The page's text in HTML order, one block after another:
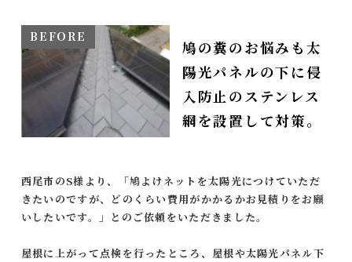
鳩の糞のお悩みも太
陽光パネルの下に侵
入防止のステンレス
網を設置して対策。
西尾市のS様より、「鳩よけネットを太陽光につけていただ
きたいのですが、どのくらい費用がかかるかお見積りをお願
いしたいです。」とのご依頼をいただきました。
屋根に上がって点検を行ったところ、屋根や太陽光パネル下